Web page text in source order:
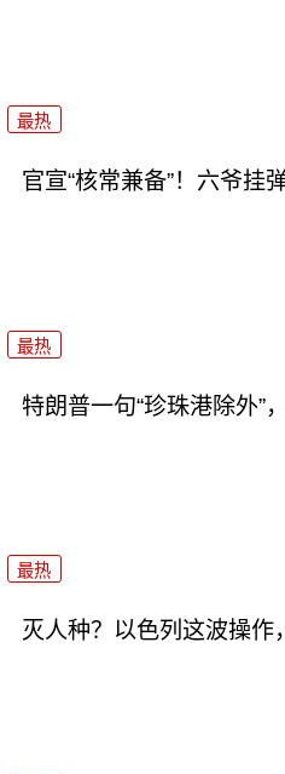
最热
官宣“核常兼备”！六爷挂
最热
特朗普一句“珍珠港除外”
最热
灭人种？以色列这波操作